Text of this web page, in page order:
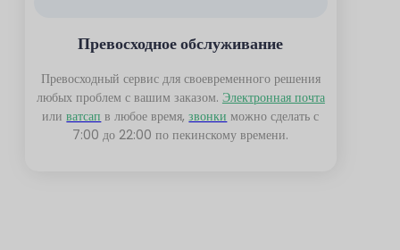
Превосходное обслуживание
Превосходный сервис для своевременного решения
любых проблем с вашим заказом. Электронная почта
иливатсап в любое время,звонки можно сделать с
7:00 до 22:00 по пекинскому времени.